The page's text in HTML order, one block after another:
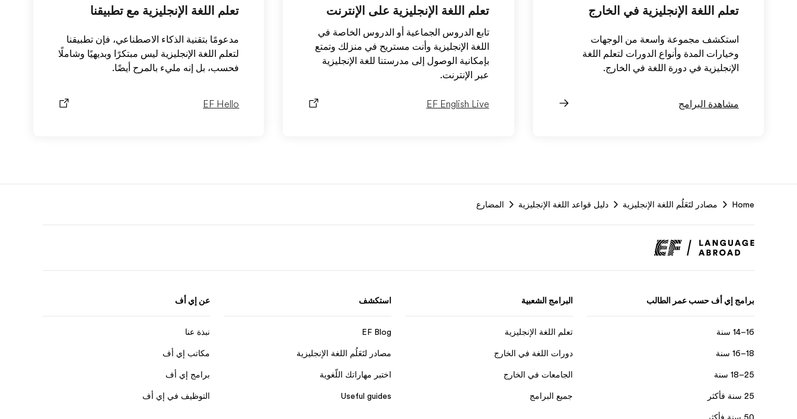
تعلم اللغة الإنجليزية في الخارج
استكشف مجموعة واسعة من الوجهات
وخيارات المدة وأنواع الدورات لتعلم اللغة
الإنجليزية في دورة اللغة في الخارج.
مشاهدة البرامج
تعلم اللغة الإنجليزية على الإنترنت
تابع الدروس الجماعية أو الدروس الخاصة في
اللغة الإنجليزية وأنت مستريح في منزلك وتمتع
بإمكانية الوصول إلى مدرستنا للغة الإنجليزية
عبر الإنترنت.
EF English Live
تعلم اللغة الإنجليزية مع تطبيقنا
مدعومًا بتقنية الذكاء الاصطناعي، فإن تطبيقنا
لتعلم اللغة الإنجليزية ليس مبتكرًا وبديهيًا وشاملًا
فحسب، بل إنه مليء بالمرح أيضًا.
EF Hello
Home مصادر لتَعَلُم اللغة الإنجليزية دليل قواعد اللغة الإنجليزية المضارع
برامج إي أف حسب عمر الطالب
16–14 سنة
18–16 سنة
25–18 سنة
25 سنة فأكثر
البرامج الشعبية
تعلم اللغة الإنجليزية
دورات اللغة في الخارج
الجامعات في الخارج
جميع البرامج
استكشف
EF Blog
مصادر لتَعَلُم اللغة الإنجليزية
اختبر مهاراتك اللّغوية
Useful guides
عن إي أف
نبذة عنا
مكاتب إي أف
برامج إي أف
التوظيف في إي أف